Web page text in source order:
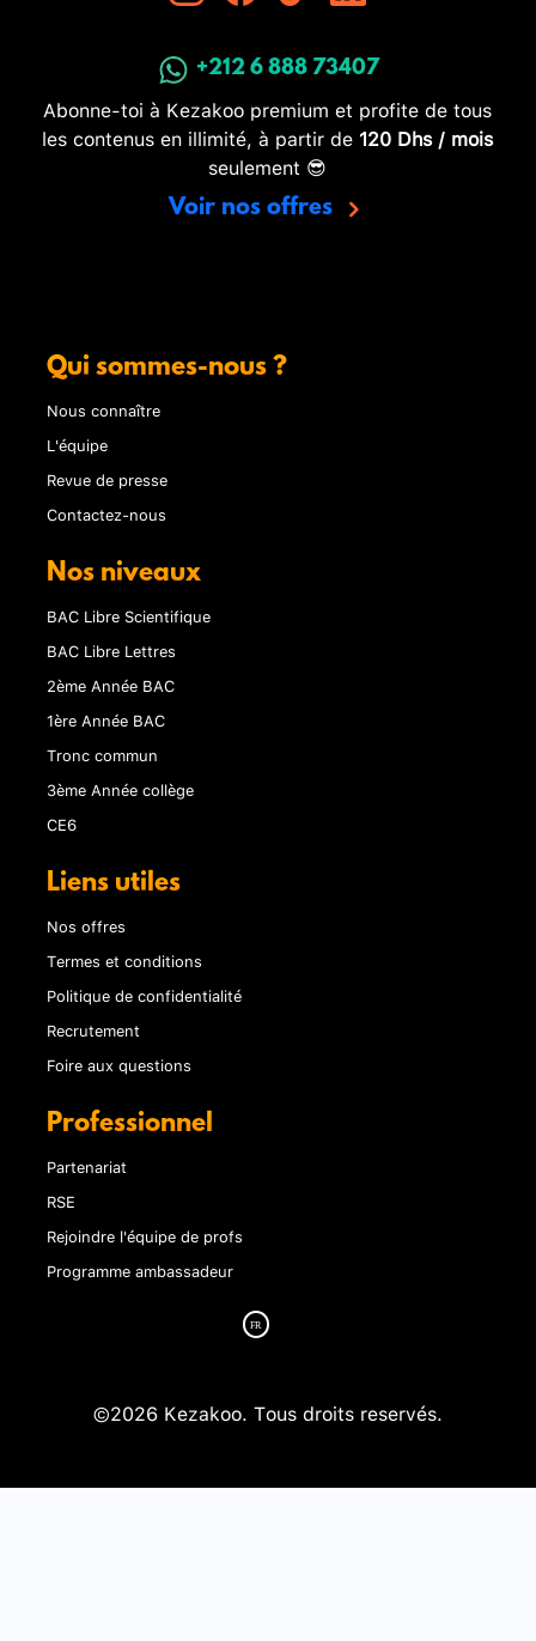
+212 6 888 73407
Abonne-toi à Kezakoo premium et profite de tous
les contenus en illimité, à partir de 120 Dhs / mois
seulement 😎
Voir nos offres
Qui sommes-nous ?
Nous connaître
L'équipe
Revue de presse
Contactez-nous
Nos niveaux
BAC Libre Scientifique
BAC Libre Lettres
2ème Année BAC
1ère Année BAC
Tronc commun
3ème Année collège
CE6
Liens utiles
Nos offres
Termes et conditions
Politique de confidentialité
Recrutement
Foire aux questions
Professionnel
Partenariat
RSE
Rejoindre l'équipe de profs
Programme ambassadeur
©2026 Kezakoo. Tous droits reservés.